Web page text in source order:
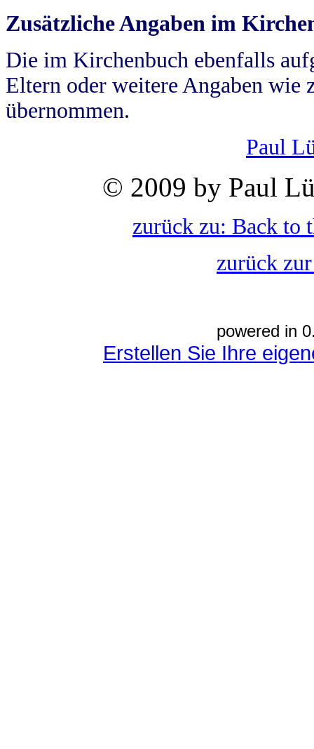
Zusätzliche Angaben im
Die im Kirchenbuch ebenfalls
Eltern oder weitere Angaben wie
übernommen.
Paul
© 2009 by Paul
zurück zu: Back to
zurück
powered in
Erstellen Sie Ihre